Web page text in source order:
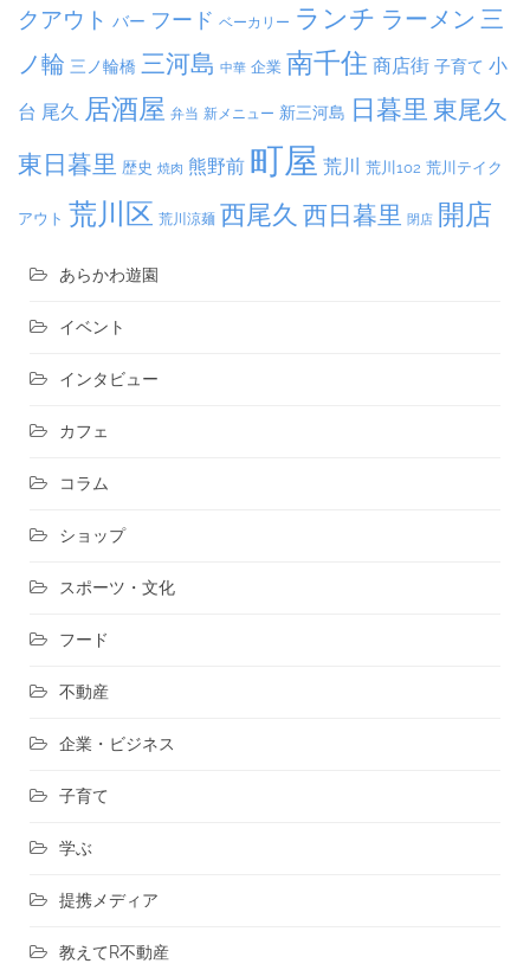
クアウト バー フード ベーカリー ランチ ラーメン 三
ノ輪 三ノ輪橋 三河島 中華 企業 南千住 商店街 子育て 小
台 尾久 居酒屋 弁当 新メニュー 新三河島 日暮里 東尾久
東日暮里 歴史 焼肉 熊野前 町屋 荒川 荒川102 荒川テイク
アウト 荒川区 荒川涼麺 西尾久 西日暮里 閉店 開店
あらかわ遊園
イベント
インタビュー
カフェ
コラム
ショップ
スポーツ・文化
フード
不動産
企業・ビジネス
子育て
学ぶ
提携メディア
教えてR不動産